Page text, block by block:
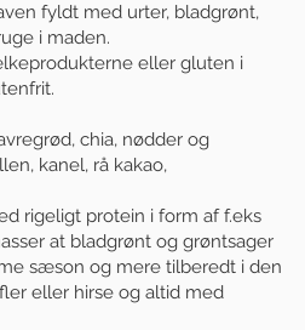
fyldt med urter, bladgrønt,
i maden.
eller gluten i
chia, nødder og
kanel, rå kakao,
rigeligt protein i form af f.eks
at bladgrønt og grøntsager
sæson og mere tilberedt i den
eller hirse og altid med